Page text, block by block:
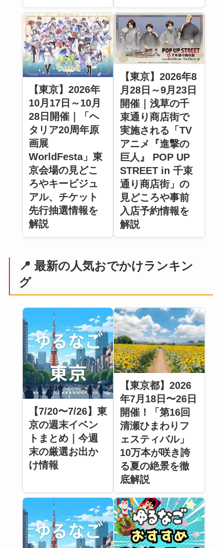
【東京】2026年
10月17日～10月
28日開催｜「ヘ
タリア20周年原
画展
WorldFesta」東
京会場の見どこ
ろやキービジュ
アル、チケット
先行抽選情報を
解説
【東京】2026年8
月28日～9月23日
開催｜浅草の千
束通り商店街で
実施される「TV
アニメ『進撃の
巨人』 POP UP
STREET in 千束
通り商店街」の
見どころや事前
入店予約情報を
解説
📍 最新の人気おでかけランキン
グ
【7/20〜7/26】東
京の週末イベン
トまとめ｜今週
末の厳選お出か
け情報
【東京都】2026
年7月18日〜26日
開催！「第16回
清瀬ひまわりフ
ェスティバル」
10万本が咲き誇
る夏の絶景を徹
底解説